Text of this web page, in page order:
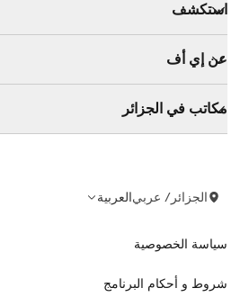
استكشف
عن إي أف
مكاتب في الجزائر
الجزائر/ عربيالعربية
سياسة الخصوصية
شروط و أحكام البرنامج